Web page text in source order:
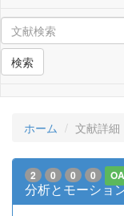
検索
ホーム 文献詳細
2 0 0 0 OA
分析とモーショ